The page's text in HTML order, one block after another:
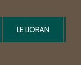
LE LIORAN